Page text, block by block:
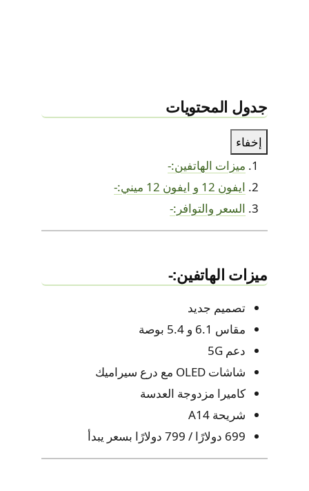
جدول المحتويات
إخفاء
ميزات الهاتفين:-
ايفون 12 و ايفون 12 ميني:-
السعر والتوافر:-
ميزات الهاتفين:-
تصميم جديد
مقاس 6.1 و 5.4 بوصة
دعم 5G
شاشات OLED مع درع سيراميك
كاميرا مزدوجة العدسة
شريحة A14
699 دولارًا / 799 دولارًا بسعر يبدأ